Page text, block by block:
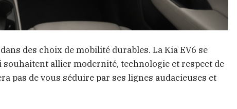
des choix de mobilité durables. La Kia EV6 se
allier modernité, technologie et respect de
pas de vous séduire par ses lignes audacieuses et